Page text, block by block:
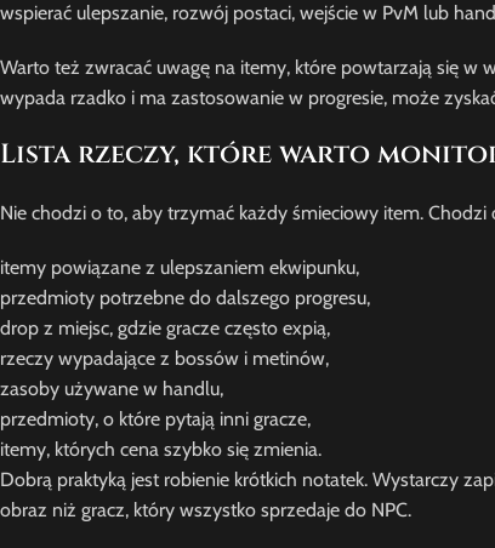
wspierać ulepszanie, rozwój postaci, wejście w PvM lub
Warto też zwracać uwagę na itemy, które powtarzają się w
wypada rzadko i ma zastosowanie w progresie, może
Lista rzeczy, które warto
Nie chodzi o to, aby trzymać każdy śmieciowy item.
itemy powiązane z ulepszaniem ekwipunku,
przedmioty potrzebne do dalszego progresu,
drop z miejsc, gdzie gracze często expią,
rzeczy wypadające z bossów i metinów,
zasoby używane w handlu,
przedmioty, o które pytają inni gracze,
itemy, których cena szybko się zmienia.
Dobrą praktyką jest robienie krótkich notatek. Wystarczy
obraz niż gracz, który wszystko sprzedaje do NPC.